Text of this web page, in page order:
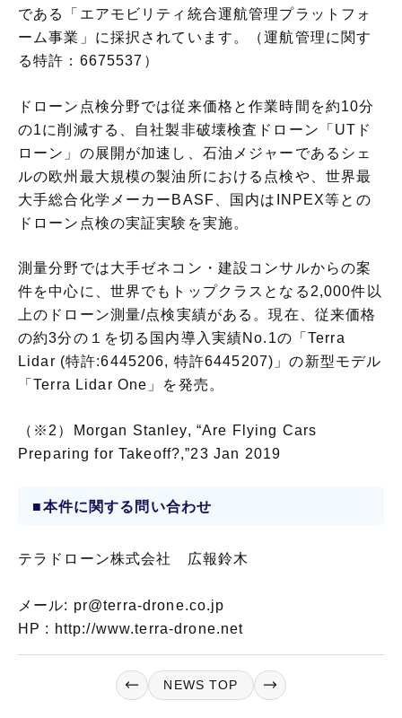
である「エアモビリティ統合運航管理プラットフォ
ーム事業」に採択されています。（運航管理に関す
る特許：6675537）
ドローン点検分野では従来価格と作業時間を約10分
の1に削減する、自社製非破壊検査ドローン「UTド
ローン」の展開が加速し、石油メジャーであるシェ
ルの欧州最大規模の製油所における点検や、世界最
大手総合化学メーカーBASF、国内はINPEX等との
ドローン点検の実証実験を実施。
測量分野では大手ゼネコン・建設コンサルからの案
件を中心に、世界でもトップクラスとなる2,000件以
上のドローン測量/点検実績がある。現在、従来価格
の約3分の１を切る国内導入実績No.1の「Terra
Lidar (特許:6445206, 特許6445207)」の新型モデル
「Terra Lidar One」を発売。
（※2）Morgan Stanley, “Are Flying Cars
Preparing for Takeoff?,”23 Jan 2019
■本件に関する問い合わせ
テラドローン株式会社 広報鈴木
メール: pr@terra-drone.co.jp
HP : http://www.terra-drone.net
NEWS TOP